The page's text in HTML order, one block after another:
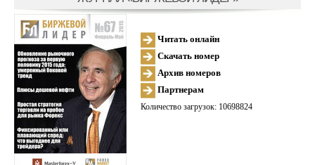
Читать онлайн
Скачать номер
Архив номеров
Партнерам
Количество загрузок: 10698824